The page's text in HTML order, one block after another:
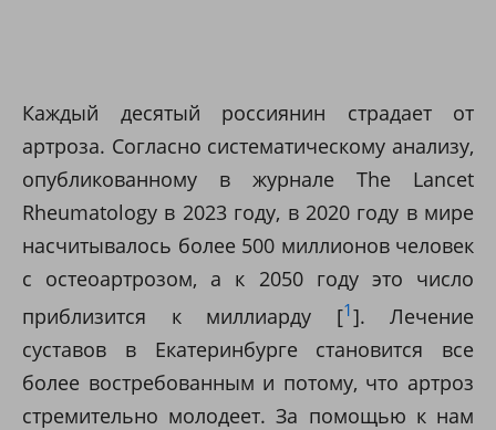
Каждый десятый россиянин страдает от
артроза. Согласно систематическому анализу,
опубликованному в журнале The Lancet
Rheumatology в 2023 году, в 2020 году в мире
насчитывалось более 500 миллионов человек
с остеоартрозом, а к 2050 году это число
приблизится к миллиарду [1]. Лечение
суставов в Екатеринбурге становится все
более востребованным и потому, что артроз
стремительно молодеет. За помощью к нам